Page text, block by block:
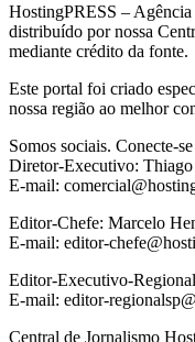
HostingPRESS –
distribuído por nossa
mediante crédito da fonte.
Este portal foi criado
nossa região ao melhor
Somos sociais. Conecte-
Diretor-Executivo:
E-mail:
Editor-Chefe: Marcelo
E-mail: editor-
Editor-Executivo-
E-mail: editor-
Central de Jornalismo